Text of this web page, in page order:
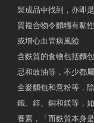
製成品中找到，亦即
質複合物令麵糰有黏性
或增心血管病風險
含麩質的食物包括麵
忌和豉油等，不少都
全麥麵包和意粉等，
鐵、鋅、銅和鎂等，
養素，「而麩質本身